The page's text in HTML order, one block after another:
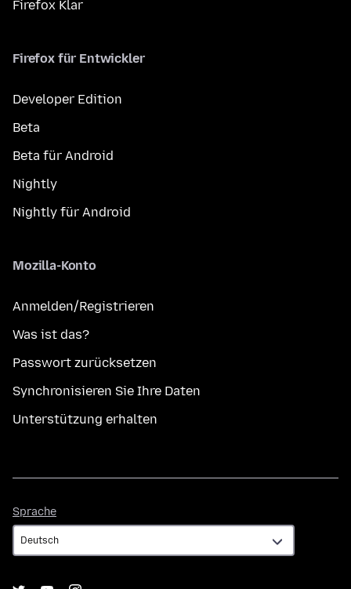
Firefox Klar
Firefox für Entwickler
Developer Edition
Beta
Beta für Android
Nightly
Nightly für Android
Mozilla-Konto
Anmelden/Registrieren
Was ist das?
Passwort zurücksetzen
Synchronisieren Sie Ihre Daten
Unterstützung erhalten
Sprache